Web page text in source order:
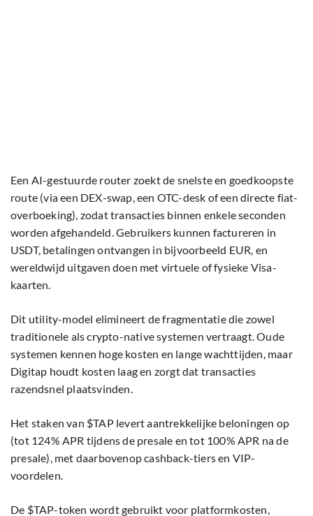
Dit utility-model elimineert de fragmentatie die zowel
traditionele als crypto-native systemen vertraagt. Oude
systemen kennen hoge kosten en lange wachttijden, maar
Digitap houdt kosten laag en zorgt dat transacties
razendsnel plaatsvinden.
Het staken van $TAP levert aantrekkelijke beloningen op
presale), met daarbovenop cashback-tiers en VIP-
voordelen.
De $TAP-token wordt gebruikt voor platformkosten,
governance en ecosysteemvoordelen, terwijl het vaste
toepassing maakt Digitap volgens velen een van de beste
cryptopresales om vandaag in te investeren.
momentum bereikt kookpunt